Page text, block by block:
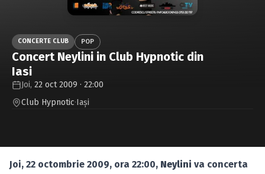
Caută în site...
CONCERTE CLUB POP
Concert Neylini in Club Hypnotic din
Iasi
Joi, 22 oct 2009 · 22:00
Club Hypnotic·Iaşi
Joi, 22 octombrie 2009, ora 22:00, Neylini va concerta